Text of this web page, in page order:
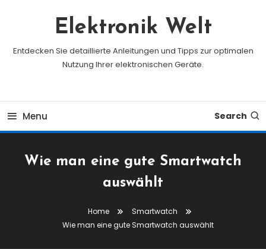
Elektronik Welt
Entdecken Sie detaillierte Anleitungen und Tipps zur optimalen
Nutzung Ihrer elektronischen Geräte.
Menu Search
Wie man eine gute Smartwatch
auswählt
Home
Smartwatch
Wie man eine gute Smartwatch auswählt